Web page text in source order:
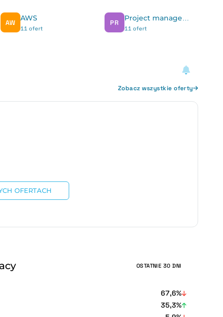
AW
AWS
11 ofert
PR
11 ofert
Zobacz wszystkie oferty
OFERTACH
OSTATNIE 30 DNI
67,6%
35,3%